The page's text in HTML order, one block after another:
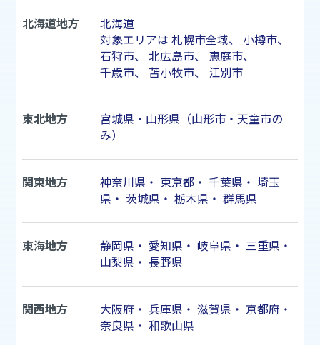
北海道地方
北海道
対象エリアは 札幌市全域、 小樽市、
石狩市、 北広島市、 恵庭市、
千歳市、 苫小牧市、 江別市
東北地方
宮城県・山形県（山形市・天童市の
み）
関東地方 神奈川県 ・ 東京都・ 千葉県 ・ 埼玉
県 ・ 茨城県 ・ 栃木県 ・ 群馬県
東海地方 静岡県 ・ 愛知県 ・ 岐阜県 ・ 三重県 ・
山梨県 ・ 長野県
関西地方 大阪府 ・ 兵庫県 ・ 滋賀県 ・ 京都府 ・
奈良県 ・ 和歌山県